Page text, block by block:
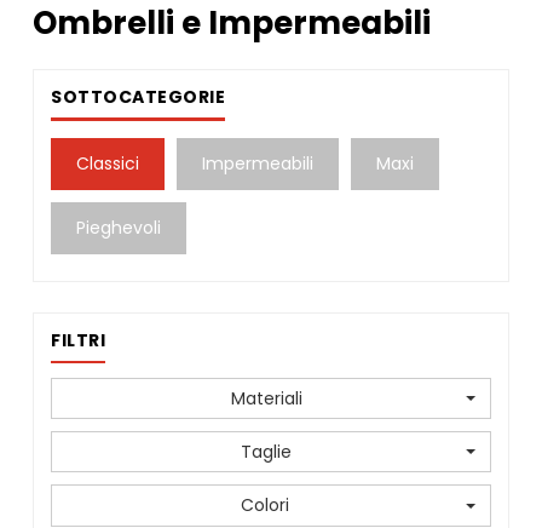
Ombrelli e Impermeabili
SOTTOCATEGORIE
Classici Impermeabili Maxi
Pieghevoli
FILTRI
Materiali
Taglie
Colori